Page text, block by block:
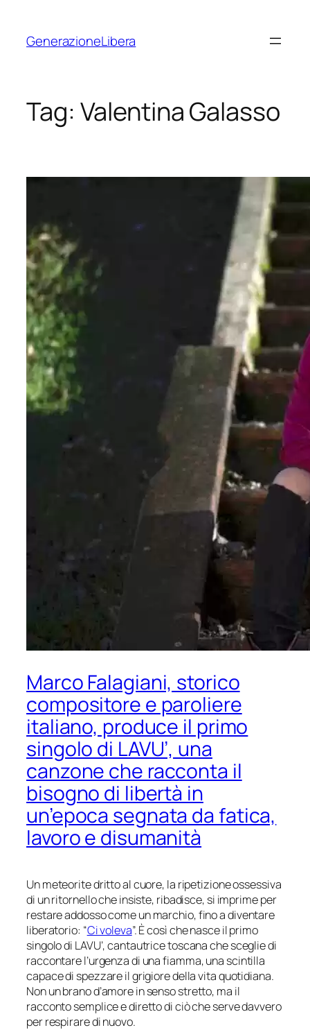
contenuto
GenerazioneLibera
Tag: Valentina Galasso
Marco Falagiani, storico
compositore e paroliere
italiano, produce il primo
singolo di LAVU’, una
canzone che racconta il
bisogno di libertà in
un’epoca segnata da fatica,
lavoro e disumanità
Un meteorite dritto al cuore, la ripetizione ossessiva
di un ritornello che insiste, ribadisce, si imprime per
restare addosso come un marchio, fino a diventare
liberatorio: “Ci voleva”. È così che nasce il primo
singolo di LAVU’, cantautrice toscana che sceglie di
raccontare l’urgenza di una fiamma, una scintilla
capace di spezzare il grigiore della vita quotidiana.
Non un brano d’amore in senso stretto, ma il
racconto semplice e diretto di ciò che serve davvero
per respirare di nuovo.